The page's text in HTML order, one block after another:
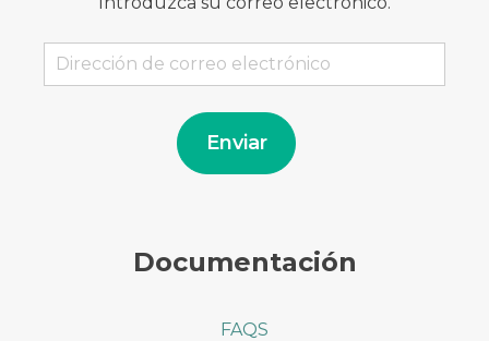
Dirección
de
Enviar
Documentación
FAQS